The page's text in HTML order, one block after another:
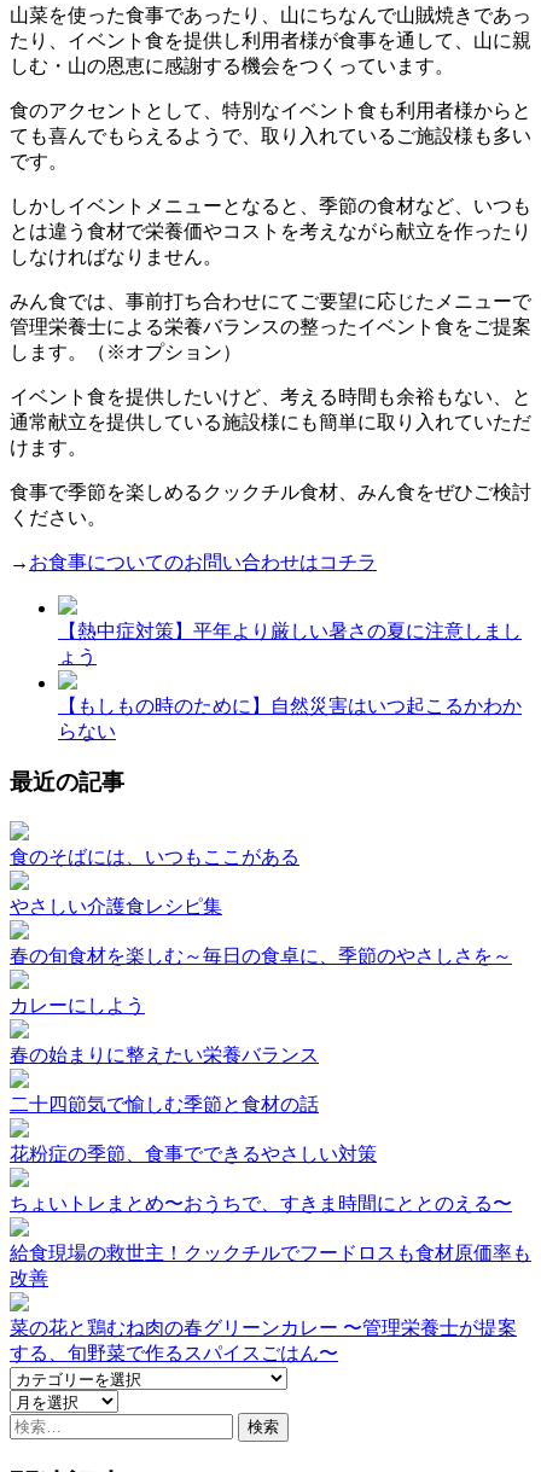
山菜を使った食事であったり、山にちなんで山賊焼きであっ
たり、イベント食を提供し利用者様が食事を通して、山に親
しむ・山の恩恵に感謝する機会をつくっています。
食のアクセントとして、特別なイベント食も利用者様からと
ても喜んでもらえるようで、取り入れているご施設様も多い
です。
しかしイベントメニューとなると、季節の食材など、いつも
とは違う食材で栄養価やコストを考えながら献立を作ったり
しなければなりません。
みん食では、事前打ち合わせにてご要望に応じたメニューで
管理栄養士による栄養バランスの整ったイベント食をご提案
します。（※オプション）
イベント食を提供したいけど、考える時間も余裕もない、と
通常献立を提供している施設様にも簡単に取り入れていただ
けます。
食事で季節を楽しめるクックチル食材、みん食をぜひご検討
ください。
→ お食事についてのお問い合わせはコチラ
【熱中症対策】平年より厳しい暑さの夏に注意しまし
ょう
【もしもの時のために】自然災害はいつ起こるかわか
らない
最近の記事
食のそばには、いつもここがある
やさしい介護食レシピ集
春の旬食材を楽しむ～毎日の食卓に、季節のやさしさを～
カレーにしよう
春の始まりに整えたい栄養バランス
二十四節気で愉しむ季節と食材の話
花粉症の季節、食事でできるやさしい対策
ちょいトレまとめ〜おうちで、すきま時間にととのえる〜
給食現場の救世主！クックチルでフードロスも食材原価率も
改善
菜の花と鶏むね肉の春グリーンカレー 〜管理栄養士が提案
する、旬野菜で作るスパイスごはん〜
検